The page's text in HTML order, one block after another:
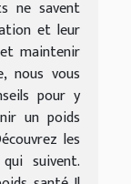
ne savent
et leur
maintenir
nous vous
pour y
un poids
les
suivent.